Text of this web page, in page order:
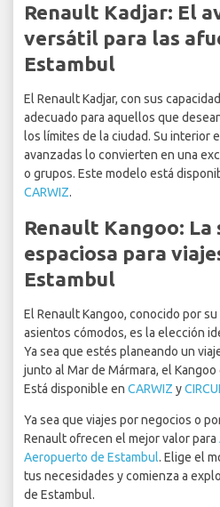
Renault Kadjar: El
versátil para las
Estambul
El Renault Kadjar, con sus
adecuado para aquellos que
los límites de la ciudad. Su interior
avanzadas lo convierten en una
o grupos. Este modelo está
CARWIZ.
Renault Kangoo: La
espaciosa para
Estambul
El Renault Kangoo, conocido por
asientos cómodos, es la elección
Ya sea que estés planeando un
junto al Mar de Mármara, el
Está disponible en CARWIZ y
Ya sea que viajes por negocios o
Renault ofrecen el mejor valor para
Aeropuerto de Estambul. Elige el
tus necesidades y comienza a
de Estambul.